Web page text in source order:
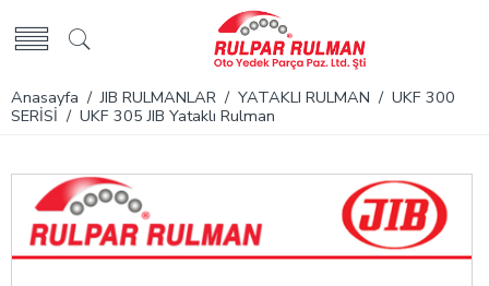
Anasayfa /JIB RULMANLAR / YATAKLI RULMAN / UKF 300
SERİSİ / UKF 305 JIB Yataklı Rulman